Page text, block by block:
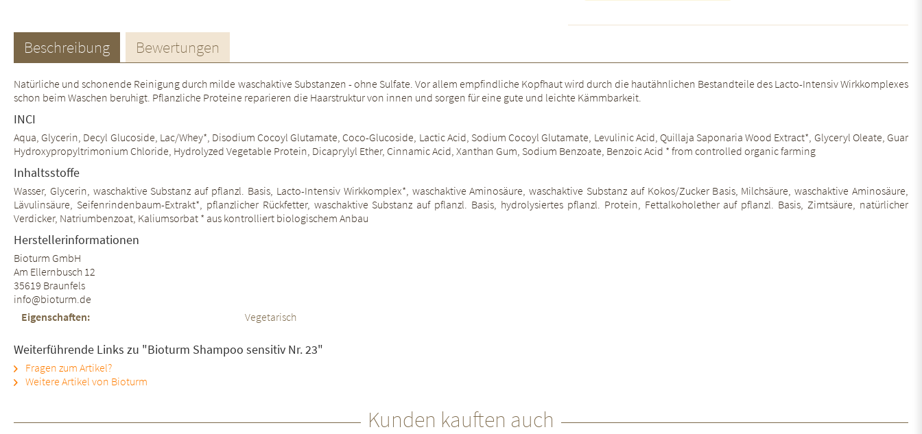
Beschreibung Bewertungen
Natürliche und schonende Reinigung durch milde waschaktive Substanzen - ohne Sulfate. Vor allem empfindliche Kopfhaut wird durch die hautähnlichen Bestandteile des Lacto-Intensiv Wirkkomplexes
schon beim Waschen beruhigt. Pflanzliche Proteine reparieren die Haarstruktur von innen und sorgen für eine gute und leichte Kämmbarkeit.
INCI
Aqua, Glycerin, Decyl Glucoside, Lac/Whey*, Disodium Cocoyl Glutamate, Coco-Glucoside, Lactic Acid, Sodium Cocoyl Glutamate, Levulinic Acid, Quillaja Saponaria Wood Extract*, Glyceryl Oleate, Guar
Hydroxypropyltrimonium Chloride, Hydrolyzed Vegetable Protein, Dicaprylyl Ether, Cinnamic Acid, Xanthan Gum, Sodium Benzoate, Benzoic Acid * from controlled organic farming
Inhaltsstoffe
Wasser, Glycerin, waschaktive Substanz auf pflanzl. Basis, Lacto-Intensiv Wirkkomplex*, waschaktive Aminosäure, waschaktive Substanz auf Kokos/Zucker Basis, Milchsäure, waschaktive Aminosäure,
Lävulinsäure, Seifenrindenbaum-Extrakt*, pflanzlicher Rückfetter, waschaktive Substanz auf pflanzl. Basis, hydrolysiertes pflanzl. Protein, Fettalkoholether auf pflanzl. Basis, Zimtsäure, natürlicher
Verdicker, Natriumbenzoat, Kaliumsorbat * aus kontrolliert biologischem Anbau
Herstellerinformationen
Bioturm GmbH
Am Ellernbusch 12
35619 Braunfels
info@bioturm.de
Eigenschaften:
Vegetarisch
Weiterführende Links zu "Bioturm Shampoo sensitiv Nr. 23"
Fragen zum Artikel?
Weitere Artikel von Bioturm
Kunden kauften auch